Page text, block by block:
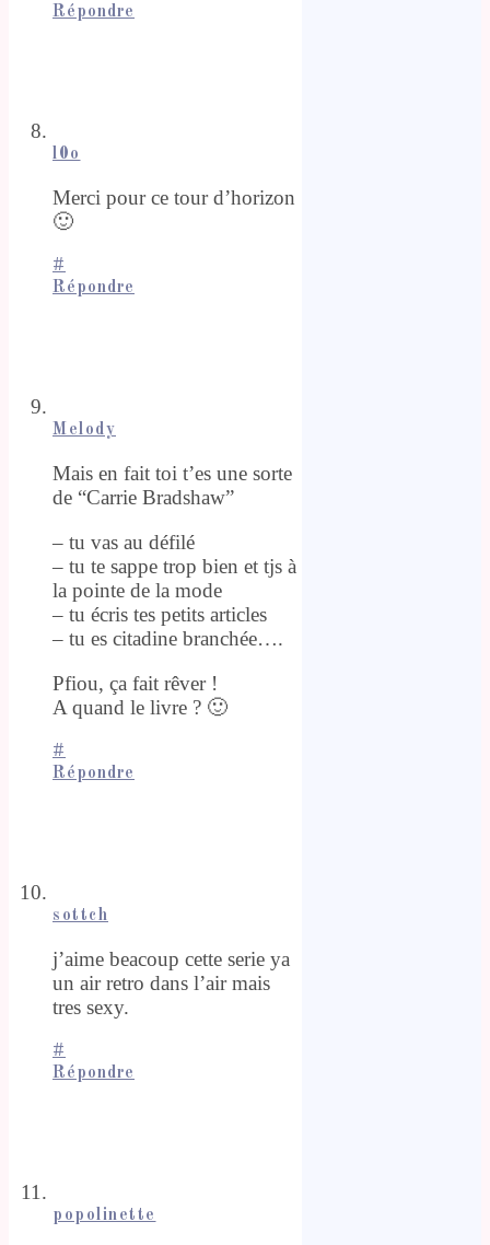
Répondre
l0o
Merci pour ce tour d’horizon
🙂
#
Répondre
Melody
Mais en fait toi t’es une sorte
de “Carrie Bradshaw”
– tu vas au défilé
– tu te sappe trop bien et tjs à
la pointe de la mode
– tu écris tes petits articles
– tu es citadine branchée….
Pfiou, ça fait rêver !
A quand le livre ? 🙂
#
Répondre
sottch
j’aime beacoup cette serie ya
un air retro dans l’air mais
tres sexy.
#
Répondre
popolinette